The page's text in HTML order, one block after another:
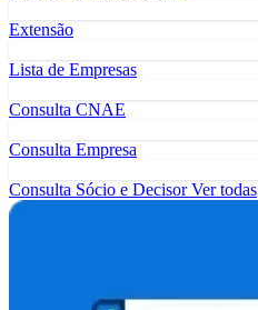
Extensão
Lista de Empresas
Consulta CNAE
Consulta Empresa
Consulta Sócio e DecisorVer todas